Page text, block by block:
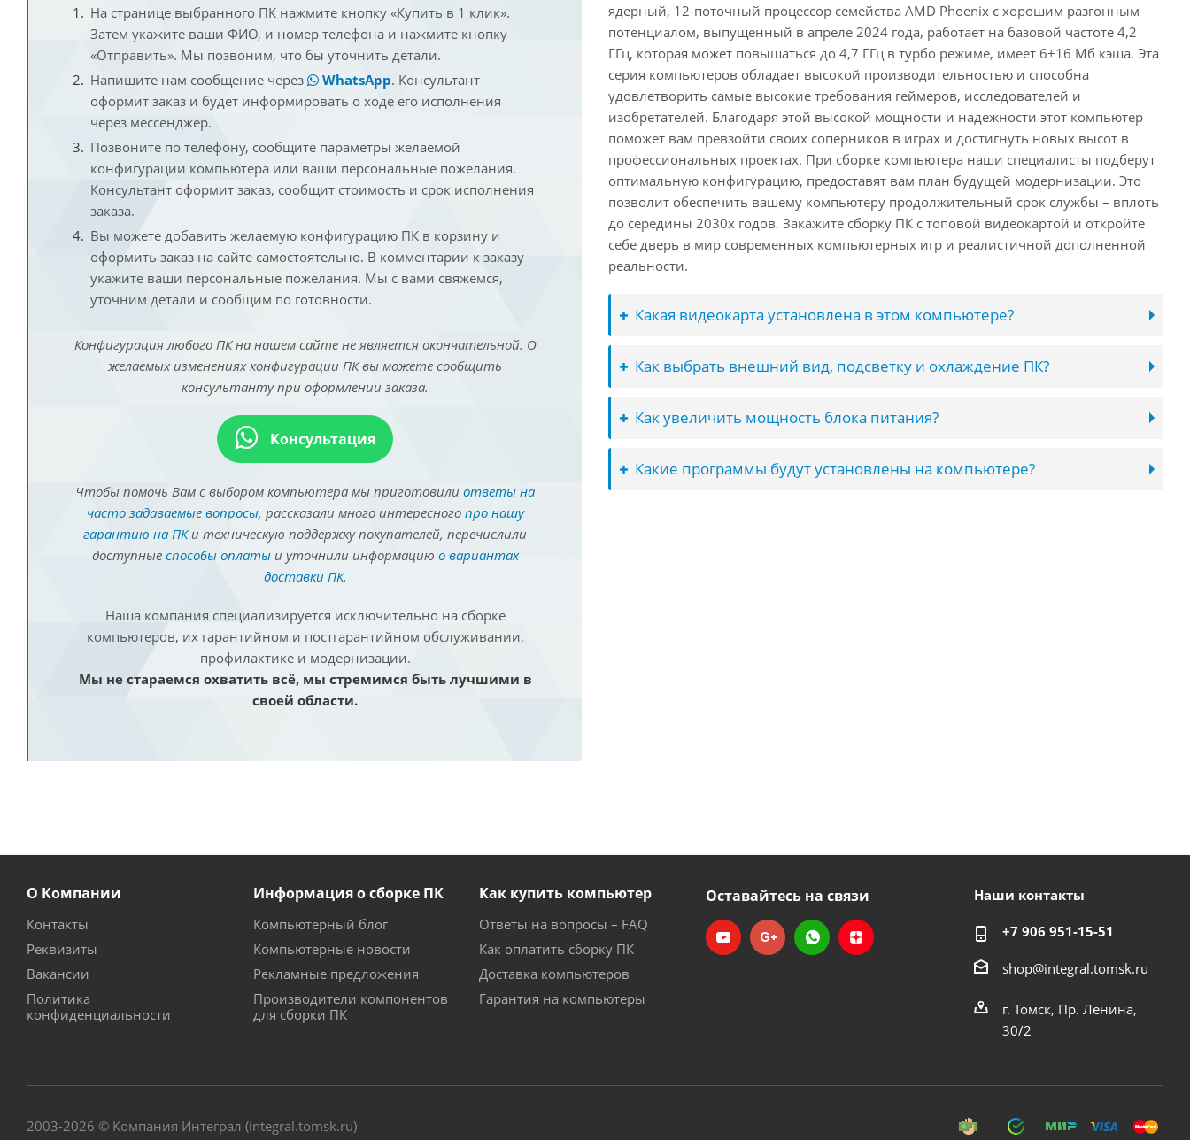
На странице выбранного ПК нажмите кнопку «Купить в 1 клик».
Затем укажите ваши ФИО, и номер телефона и нажмите кнопку
«Отправить». Мы позвоним, что бы уточнить детали.
Напишите нам сообщение через
WhatsApp. Консультант
оформит заказ и будет информировать о ходе его исполнения
через мессенджер.
Позвоните по телефону, сообщите параметры желаемой
конфигурации компьютера или ваши персональные пожелания.
Консультант оформит заказ, сообщит стоимость и срок исполнения
заказа.
Вы можете добавить желаемую конфигурацию ПК в корзину и
оформить заказ на сайте самостоятельно. В комментарии к заказу
укажите ваши персональные пожелания. Мы с вами свяжемся,
уточним детали и сообщим по готовности.
Конфигурация любого ПК на нашем сайте не является окончательной. О
желаемых изменениях конфигурации ПК вы можете сообщить
консультанту при оформлении заказа.
Консультация
Чтобы помочь Вам с выбором компьютера мы приготовили ответы на
часто задаваемые вопросы, рассказали много интересного про нашу
гарантию на ПКи техническую поддержку покупателей, перечислили
доступные способы оплатыи уточнили информацию о вариантах
доставки ПК.
Наша компания специализируется исключительно на сборке
компьютеров, их гарантийном и постгарантийном обслуживании,
профилактике и модернизации.
Мы не стараемся охватить всё, мы стремимся быть лучшими в
своей области.
ядерный, 12-поточный процессор семейства AMD Phoenix с хорошим разгонным
потенциалом, выпущенный в апреле 2024 года, работает на базовой частоте 4,2
ГГц, которая может повышаться до 4,7 ГГц в турбо режиме, имеет 6+16 Мб кэша. Эта
серия компьютеров обладает высокой производительностью и способна
удовлетворить самые высокие требования геймеров, исследователей и
изобретателей. Благодаря этой высокой мощности и надежности этот компьютер
поможет вам превзойти своих соперников в играх и достигнуть новых высот в
профессиональных проектах. При сборке компьютера наши специалисты подберут
оптимальную конфигурацию, предоставят вам план будущей модернизации. Это
позволит обеспечить вашему компьютеру продолжительный срок службы – вплоть
до середины 2030х годов. Закажите сборку ПК с топовой видеокартой и откройте
себе дверь в мир современных компьютерных игр и реалистичной дополненной
реальности.
Какая видеокарта установлена в этом компьютере?
Как выбрать внешний вид, подсветку и охлаждение ПК?
Как увеличить мощность блока питания?
Какие программы будут установлены на компьютере?
О Компании
Контакты
Реквизиты
Вакансии
Политика
конфиденциальности
Информация о сборке ПК
Компьютерный блог
Компьютерные новости
Рекламные предложения
Производители компонентов
для сборки ПК
Как купить компьютер
Ответы на вопросы – FAQ
Как оплатить сборку ПК
Доставка компьютеров
Гарантия на компьютеры
Оставайтесь на связи Наши контакты
+7 906 951-15-51
shop@integral.tomsk.ru
г. Томск, Пр. Ленина,
30/2
2003-2026 © Компания Интеграл (integral.tomsk.ru)